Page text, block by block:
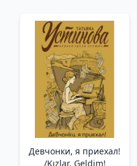
Девчонки, я приехал!
/Kızlar, Geldim!